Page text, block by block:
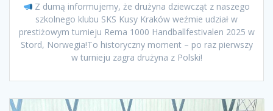
Z dumą informujemy, że drużyna dziewcząt z naszego
szkolnego klubu SKS Kusy Kraków weźmie udział w
prestiżowym turnieju Rema 1000 Handballfestivalen 2025 w
Stord, Norwegia!To historyczny moment – po raz pierwszy
w turnieju zagra drużyna z Polski!